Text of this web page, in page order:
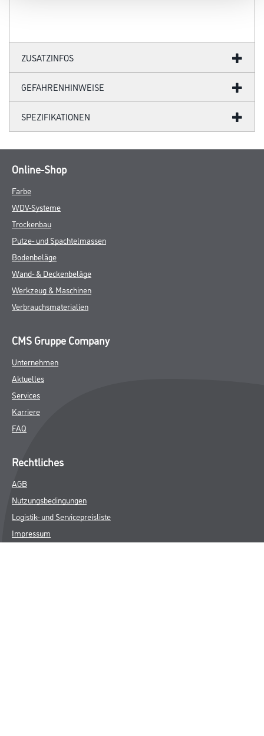
ZUSATZINFOS
GEFAHRENHINWEISE
SPEZIFIKATIONEN
Online-Shop
Farbe
WDV-Systeme
Trockenbau
Putze- und Spachtelmassen
Bodenbeläge
Wand- & Deckenbeläge
Werkzeug & Maschinen
Verbrauchsmaterialien
CMS Gruppe Company
Unternehmen
Aktuelles
Services
Karriere
FAQ
Rechtliches
AGB
Nutzungsbedingungen
Logistik- und Servicepreisliste
Impressum